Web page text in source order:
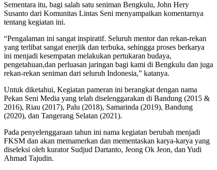
Sementara itu, bagi salah satu seniman Bengkulu, John Hery
Susanto dari Komunitas Lintas Seni menyampaikan komentarnya
tentang kegiatan ini.
“Pengalaman ini sangat inspiratif. Seluruh mentor dan rekan-rekan
yang terlibat sangat enerjik dan terbuka, sehingga proses berkarya
ini menjadi kesempatan melakukan pertukaran budaya,
pengetahuan,dan perluasan jaringan bagi kami di Bengkulu dan juga
rekan-rekan seniman dari seluruh Indonesia,” katanya.
Untuk diketahui, Kegiatan pameran ini berangkat dengan nama
Pekan Seni Media yang telah diselenggarakan di Bandung (2015 &
2016), Riau (2017), Palu (2018), Samarinda (2019), Bandung
(2020), dan Tangerang Selatan (2021).
Pada penyelenggaraan tahun ini nama kegiatan berubah menjadi
FKSM dan akan memamerkan dan mementaskan karya-karya yang
diseleksi oleh kurator Sudjud Dartanto, Jeong Ok Jeon, dan Yudi
Ahmad Tajudin.